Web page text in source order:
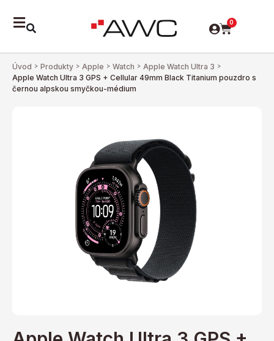
0
Úvod > Produkty > Apple > Watch > Apple Watch Ultra 3 >
Apple Watch Ultra 3 GPS + Cellular 49mm Black Titanium pouzdro s
černou alpskou smyčkou-médium